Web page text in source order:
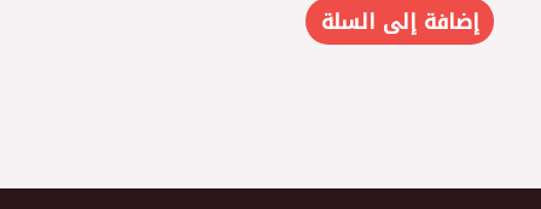
إضافة إلى السلة